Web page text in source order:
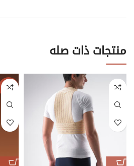
منتجات ذات صله
-62%